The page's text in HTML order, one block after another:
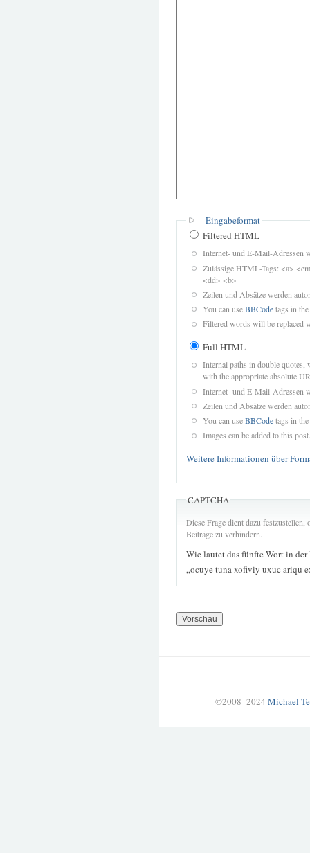
Eingabeformat
Filtered HTML
Internet- und E-Mail-Adressen
Zulässige HTML-Tags: <a>
<dd> <b>
Zeilen und Absätze werden
You can useBBCodetags in
Filtered words will be replaced
Full HTML
Internal paths in double quotes,
with the appropriate absolute
Internet- und E-Mail-Adressen
Zeilen und Absätze werden
You can useBBCodetags in
Images can be added to this post.
Weitere Informationen über
CAPTCHA
Diese Frage dient dazu
Beiträge zu verhindern.
Wie lautet das fünfte Wort in der
„ocuye tuna xofiviy uxuc ariqu
©2008–2024 Michael